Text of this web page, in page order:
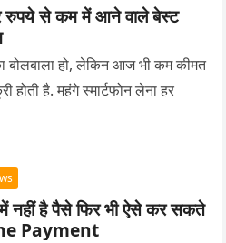
रुपये से कम में आने वाले बेस्ट
बोलबाला हो, लेकिन आज भी कम कीमत
होती है. महंगे स्मार्टफोन लेना हर
नहीं है पैसे फिर भी ऐसे कर सकते
Payment